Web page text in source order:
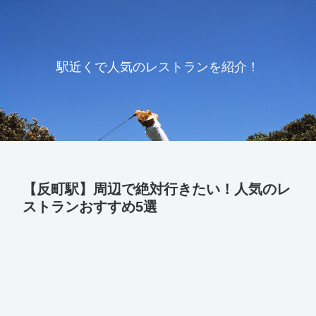
駅近くで人気のレストランを紹介！
【反町駅】周辺で絶対行きたい！人気のレ
ストランおすすめ5選